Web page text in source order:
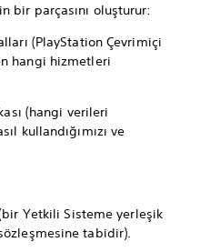
bir parçasını oluşturur:
(PlayStation Çevrimiçi
hangi hizmetleri
(hangi verileri
kullandığımızı ve
(bir Yetkili Sisteme yerleşik
tabidir).